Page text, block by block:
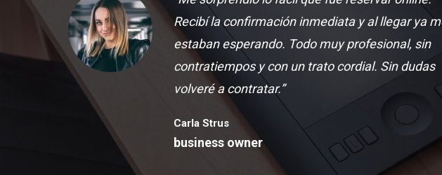
Carla Strus
business owner
Recibí la confirmación inmediata y al llegar ya
estaban esperando. Todo muy profesional, sin
contratiempos y con un trato cordial. Sin dudas
volveré a contratar.”